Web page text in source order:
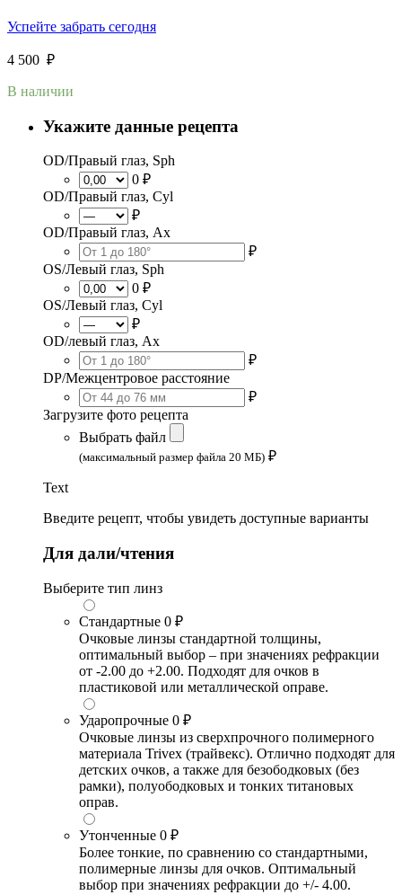
Успейте забрать сегодня
4 500 ₽
В наличии
Укажите данные рецепта
OD/Правый глаз, Sph
0 ₽
OD/Правый глаз, Cyl
₽
OD/Правый глаз, Ax
₽
OS/Левый глаз, Sph
0 ₽
OS/Левый глаз, Cyl
₽
OD/левый глаз, Ax
₽
DP/Межцентровое расстояние
₽
Загрузите фото рецепта
Выбрать файл
(максимальный размер файла 20 МБ) ₽
Text
Введите рецепт, чтобы увидеть доступные варианты
Для дали/чтения
Выберите тип линз
Стандартные 0 ₽
Очковые линзы стандартной толщины,
оптимальный выбор – при значениях рефракции
от -2.00 до +2.00. Подходят для очков в
пластиковой или металлической оправе.
Ударопрочные 0 ₽
Очковые линзы из сверхпрочного полимерного
материала Trivex (трайвекс). Отлично подходят для
детских очков, а также для безободковых (без
рамки), полуободковых и тонких титановых
оправ.
Утонченные 0 ₽
Более тонкие, по сравнению со стандартными,
полимерные линзы для очков. Оптимальный
выбор при значениях рефракции до +/- 4.00.